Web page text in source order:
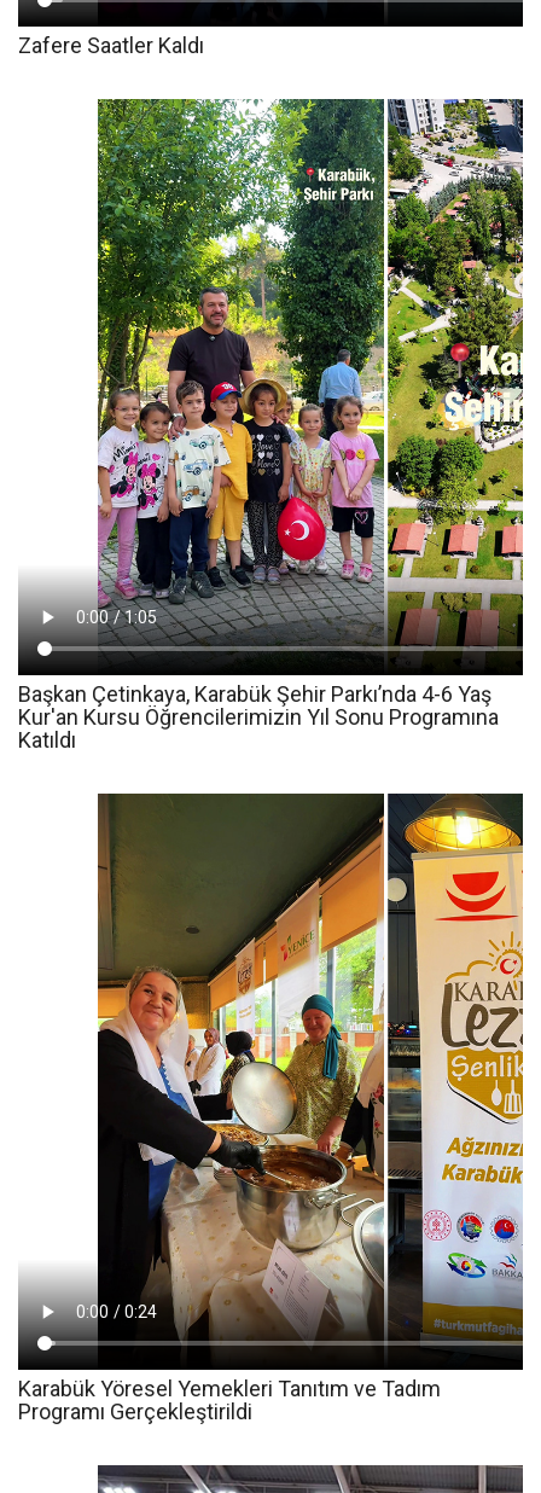
Zafere Saatler Kaldı
Başkan Çetinkaya, Karabük Şehir Parkı’nda 4-6 Yaş
Kur'an Kursu Öğrencilerimizin Yıl Sonu Programına
Katıldı
Karabük Yöresel Yemekleri Tanıtım ve Tadım
Programı Gerçekleştirildi